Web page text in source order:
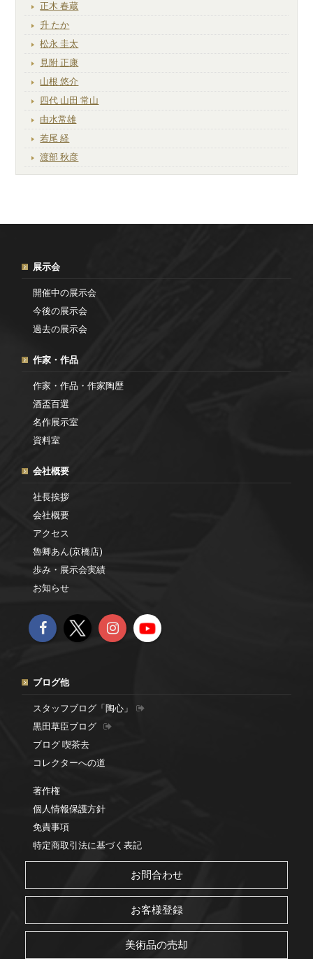
正木 春蔵
升 たか
松永 圭太
見附 正康
山根 悠介
四代 山田 常山
由水常雄
若尾 経
渡部 秋彦
展示会
開催中の展示会
今後の展示会
過去の展示会
作家・作品
作家・作品・作家陶歴
酒盃百選
名作展示室
資料室
会社概要
社長挨拶
会社概要
アクセス
魯卿あん(京橋店)
歩み・展示会実績
お知らせ
ブログ他
スタッフブログ「陶心」
黒田草臣ブログ
ブログ 喫茶去
コレクターへの道
著作権
個人情報保護方針
免責事項
特定商取引法に基づく表記
お問合わせ
お客様登録
美術品の売却